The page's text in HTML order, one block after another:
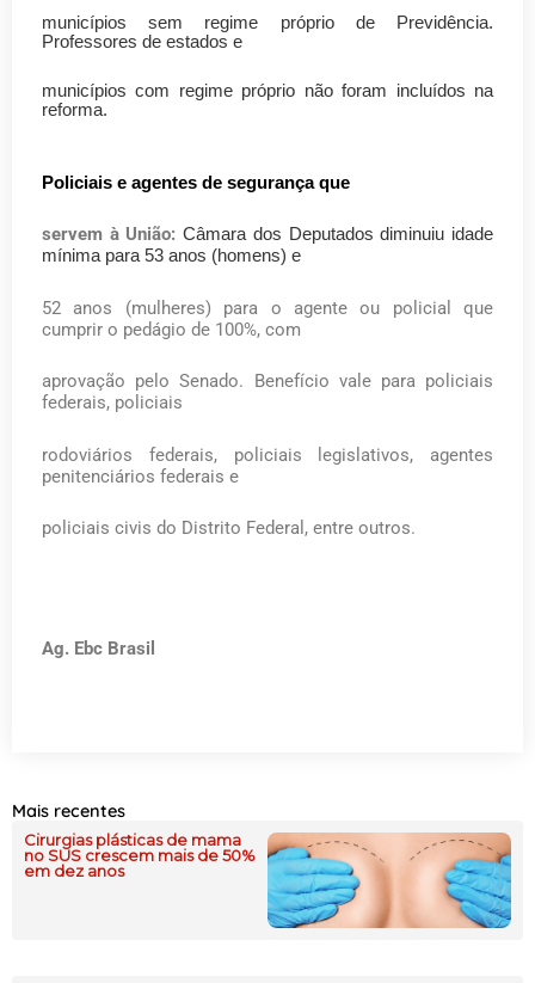
municípios sem regime próprio de Previdência.
Professores de estados e
municípios com regime próprio não foram incluídos na
reforma.
Policiais e agentes de segurança que
servem à União: Câmara dos Deputados diminuiu idade
mínima para 53 anos (homens) e
52 anos (mulheres) para o agente ou policial que
cumprir o pedágio de 100%, com
aprovação pelo Senado. Benefício vale para policiais
federais, policiais
rodoviários federais, policiais legislativos, agentes
penitenciários federais e
policiais civis do Distrito Federal, entre outros.
Ag. Ebc Brasil
Mais recentes
Cirurgias plásticas de mama
no SUS crescem mais de 50%
em dez anos